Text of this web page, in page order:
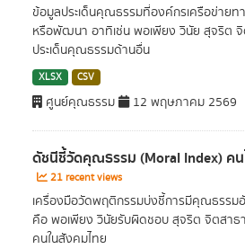
ข้อมูลประเด็นคุณธรรมที่องค์กรเครืิอข่าย
หรือพัฒนา อาทิเช่น พอเพียง วินัย สุจริต
ประเด็นคุณธรรมด้านอื่น
XLSX CSV
ศูนย์คุณธรรม 12 พฤษภาคม 2569
ดัชนีชี้วัดคุณธรรม (Moral Index) ค
21 recent views
เครื่องมือวัดพฤติกรรมบ่งชี้การมีคุณธรร
คือ พอเพียง วินัยรับผิดชอบ สุจริต จิตสา
คนในสังคมไทย